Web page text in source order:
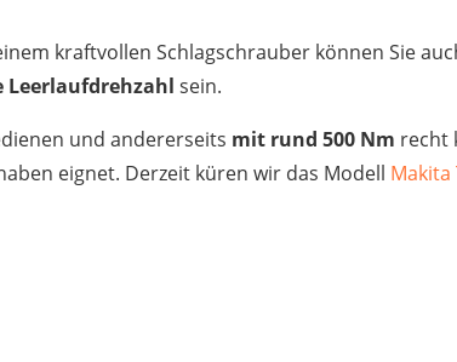
kraftvollen Schlagschrauber können Sie
Leerlaufdrehzahl sein.
und andererseits mit rund 500 Nm recht
eignet. Derzeit küren wir das Modell Makita